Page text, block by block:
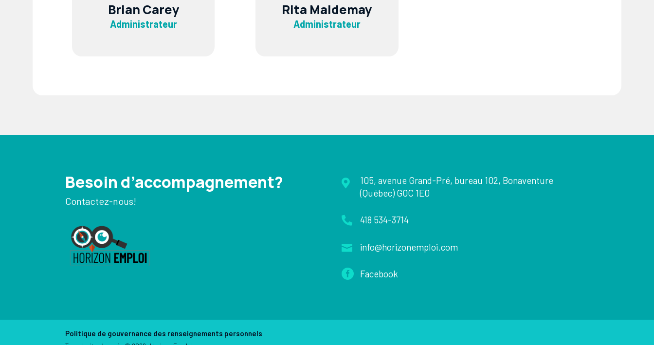
Brian Carey
Administrateur
Rita Maldemay
Administrateur
Besoin d’accompagnement?
Contactez-nous!

105, avenue Grand-Pré, bureau 102, Bonaventure
(Québec) G0C 1E0
 418 534-3714
 info@horizonemploi.com
 Facebook
Politique de gouvernance des renseignements personnels